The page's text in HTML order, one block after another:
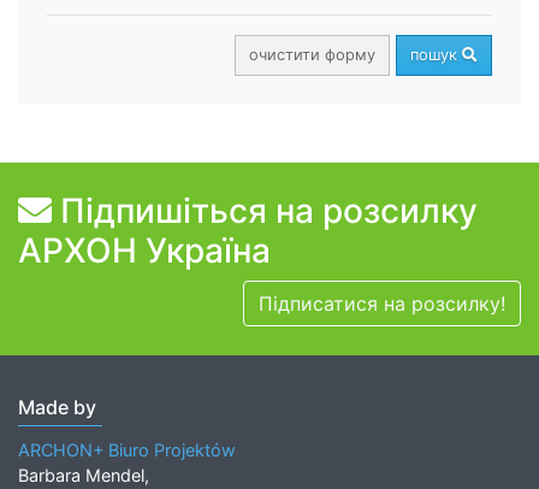
очистити форму пошук
Підпишіться на розсилку
АРХОН Україна
Підписатися на розсилку!
Made by
ARCHON+ Biuro Projektów
Barbara Mendel,